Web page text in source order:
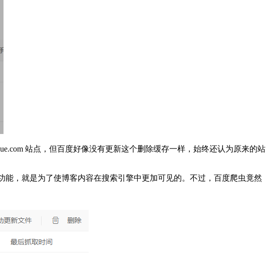
站点，但百度好像没有更新这个删除缓存一样，始终还认为原来的站
能，就是为了使博客内容在搜索引擎中更加可见的。不过，百度爬虫竟然